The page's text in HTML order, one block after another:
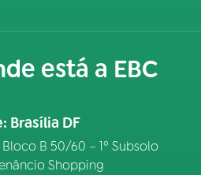
está a EBC
Brasília DF
B 50/60 – 1º Subsolo
Shopping